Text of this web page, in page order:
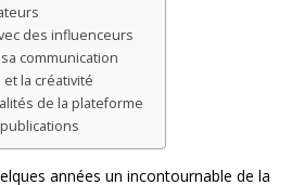
des influenceurs
communication
la créativité
de la plateforme
années un incontournable de la